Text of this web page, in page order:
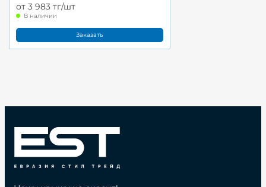
от 3 983 тг/шт
В наличии
Заказать